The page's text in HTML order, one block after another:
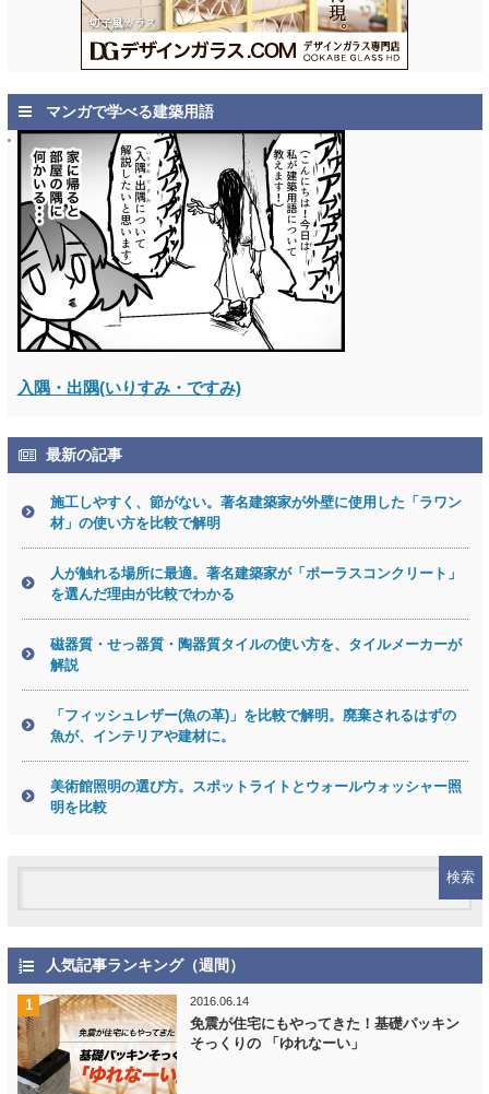
マンガで学べる建築用語
入隅・出隅(いりすみ・ですみ)
最新の記事
施工しやすく、節がない。著名建築家が外壁に使用した「ラワン
材」の使い方を比較で解明
人が触れる場所に最適。著名建築家が「ポーラスコンクリート」
を選んだ理由が比較でわかる
磁器質・せっ器質・陶器質タイルの使い方を、タイルメーカーが
解説
「フィッシュレザー(魚の革)」を比較で解明。廃棄されるはずの
魚が、インテリアや建材に。
美術館照明の選び方。スポットライトとウォールウォッシャー照
明を比較
人気記事ランキング（週間）
2016.06.14
免震が住宅にもやってきた！基礎パッキン
そっくりの 「ゆれなーい」